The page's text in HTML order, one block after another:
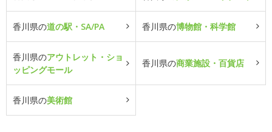
香川県の道の駅・SA/PA 香川県の博物館・科学館
香川県のアウトレット・ショ
ッピングモール
香川県の商業施設・百貨店
香川県の美術館